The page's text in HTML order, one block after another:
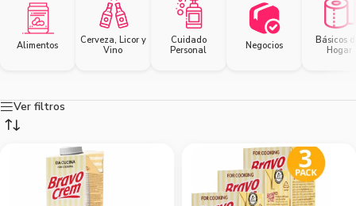
Alimentos
Cerveza, Licor y
Vino
Cuidado
Personal
Negocios
Básicos
Hogar
Ver filtros